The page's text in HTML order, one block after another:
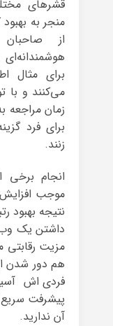
قشرهای
منجر به
از
برای مثال
می‌کنند و
زمان مراجعه
برای فرد
زنند.
انجام برخی
موجب
نتیجه بهبود
داشتن یک
مزیت
هم دور شدن
فردی اش
پیشرفت
آن ندارید.